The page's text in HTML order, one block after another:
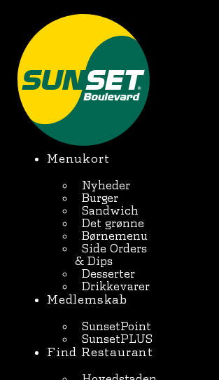
indhold
Menukort
Nyheder
Burger
Sandwich
Det grønne
Børnemenu
Side Orders
& Dips
Desserter
Drikkevarer
Medlemskab
SunsetPoint
SunsetPLUS
Find Restaurant